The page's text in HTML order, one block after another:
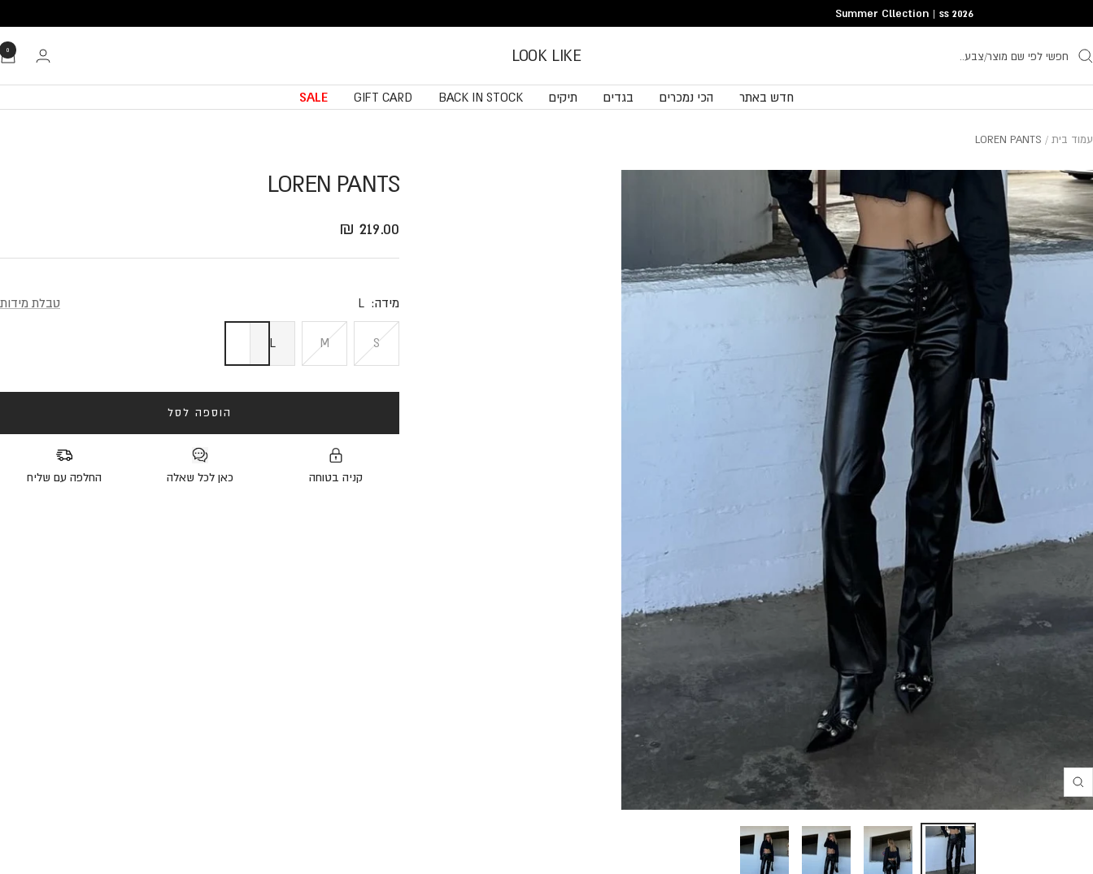
he.general.accessibility.skip_to_content
Summer Cllection | ss 2026
LOOK LIKE
0
חדש באתר הכי נמכרים בגדים תיקים BACK IN STOCK
GIFT CARD
SALE
עמוד בית LOREN PANTS
Translation
he.product.general.zoom
LOREN PANTS
Translation missing: he.product.general.sale_price
219.00 ₪
מידה: L טבלת מידות
S
M
L
הוספה לסל
קניה בטוחה כאן לכל שאלה החלפה עם שליח